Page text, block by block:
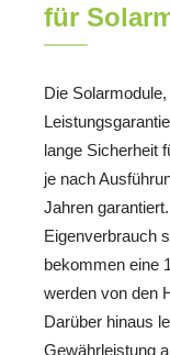
für
Die
lange Sicherheit
je nach
Jahren
Eigenverbrauch
bekommen eine
werden von den
Darüber hinaus
Gewährleistung